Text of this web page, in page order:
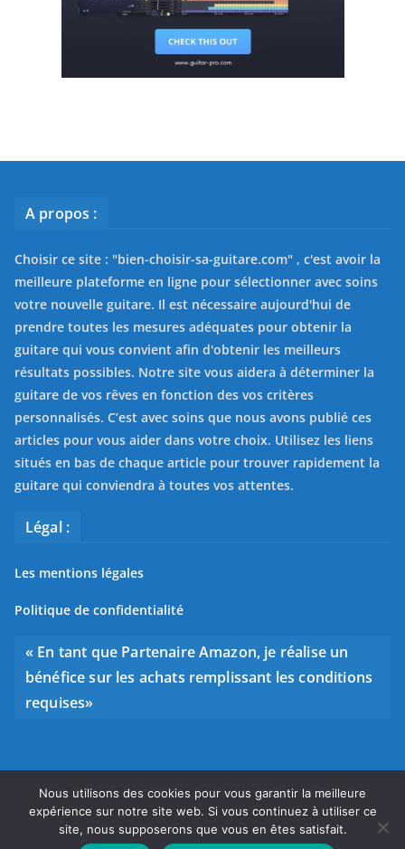
A propos :
Choisir ce site : "bien-choisir-sa-guitare.com" , c'est avoir la
meilleure plateforme en ligne pour sélectionner avec soins
votre nouvelle guitare. Il est nécessaire aujourd'hui de
prendre toutes les mesures adéquates pour obtenir la
guitare qui vous convient afin d'obtenir les meilleurs
résultats possibles. Notre site vous aidera à déterminer la
guitare de vos rêves en fonction des vos critères
personnalisés. C’est avec soins que nous avons publié ces
articles pour vous aider dans votre choix. Utilisez les liens
situés en bas de chaque article pour trouver rapidement la
guitare qui conviendra à toutes vos attentes.
Légal :
Les mentions légales
Politique de confidentialité
« En tant que Partenaire Amazon, je réalise un
bénéfice sur les achats remplissant les conditions
requises»
Copyright © 2026 Bien choisir sa guitare. Tous droits
réservés.
Nous utilisons des cookies pour vous garantir la meilleure
expérience sur notre site web. Si vous continuez à utiliser ce
site, nous supposerons que vous en êtes satisfait.